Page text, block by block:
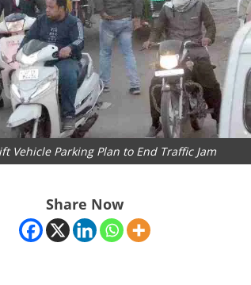
Vehicle Parking Plan to End Traffic Jam
Share Now